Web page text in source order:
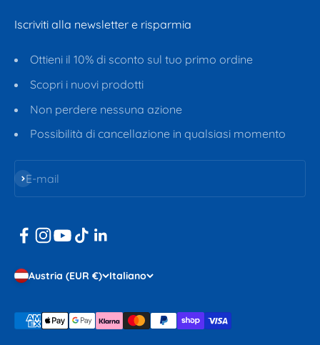
Iscriviti alla newsletter e risparmia
Ottieni il 10% di sconto sul tuo primo ordine
Scopri i nuovi prodotti
Non perdere nessuna azione
Possibilità di cancellazione in qualsiasi momento
E-mail
Iscriviti alla newsletter
Austria (EUR €) Italiano